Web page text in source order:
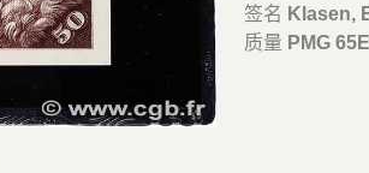
签名 Klasen,
质量 PMG